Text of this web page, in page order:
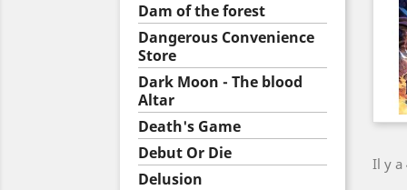
Dam of the forest
Dangerous Convenience
Store
Dark Moon - The blood
Altar
Death's Game
Debut Or Die
Delusion
Il y a